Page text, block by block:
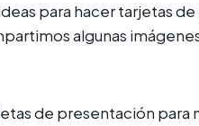
para hacer tarjetas
algunas